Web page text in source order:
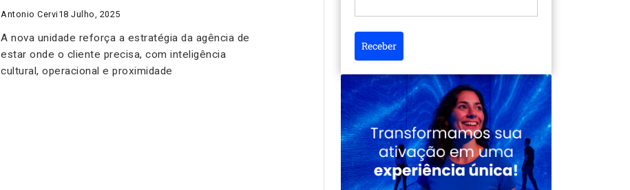
Antonio Cervi 18 Julho, 2025
A nova unidade reforça a estratégia da agência de
estar onde o cliente precisa, com inteligência
cultural, operacional e proximidade
Receber